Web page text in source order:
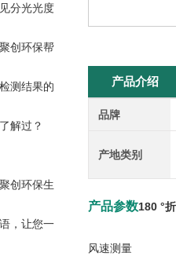
产品介绍
品牌
产地类别
产品参数180 °
风速测量
分光光度
创环保帮
测结果的
解过？
创环保生
，让您一